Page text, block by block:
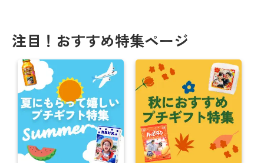
注目！おすすめ特集ページ